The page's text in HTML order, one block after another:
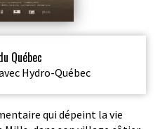
Québec
Hydro-Québec
qui dépeint la vie